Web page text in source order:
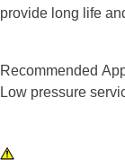
provide long life
Recommended
Low pressure